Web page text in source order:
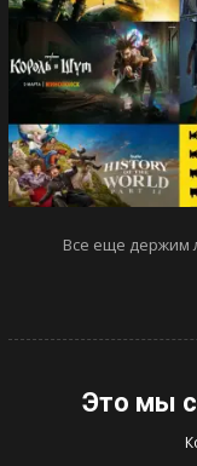
Все еще держим
Это мы